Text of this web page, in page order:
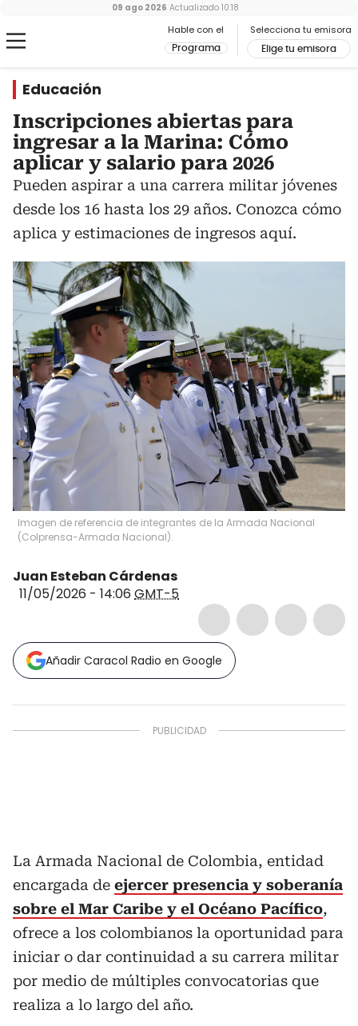
Hable con el
Programa
Selecciona tu emisora
Elige tu emisora
09 ago 2026 Actualizado 10:18
Educación
Inscripciones abiertas para
ingresar a la Marina: Cómo
aplicar y salario para 2026
Pueden aspirar a una carrera militar jóvenes
desde los 16 hasta los 29 años. Conozca cómo
aplica y estimaciones de ingresos aquí.
Imagen de referencia de integrantes de la Armada Nacional
(Colprensa-Armada Nacional).
Juan Esteban Cárdenas
11/05/2026 - 14:06 GMT-5
Añadir Caracol Radio en Google
La Armada Nacional de Colombia, entidad
encargada de ejercer presencia y soberanía
sobre el Mar Caribe y el Océano Pacífico,
ofrece a los colombianos la oportunidad para
iniciar o dar continuidad a su carrera militar
por medio de múltiples convocatorias que
realiza a lo largo del año.